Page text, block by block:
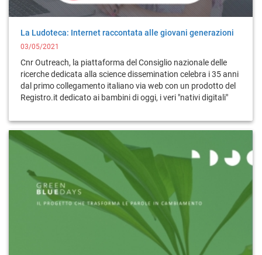
La Ludoteca: Internet raccontata alle giovani generazioni
03/05/2021
Cnr Outreach, la piattaforma del Consiglio nazionale delle
ricerche dedicata alla science dissemination celebra i 35 anni
dal primo collegamento italiano via web con un prodotto del
Registro.it dedicato ai bambini di oggi, i veri "nativi digitali"